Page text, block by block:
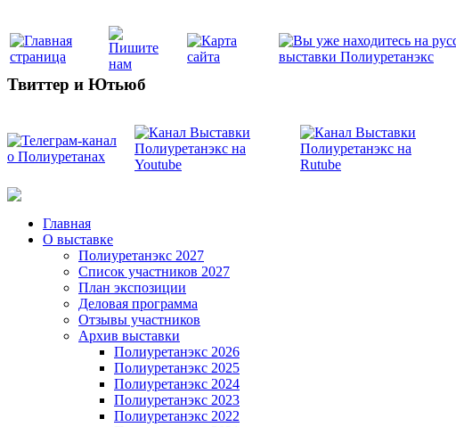
Твиттер и Ютьюб
Главная
О выставке
Полиуретанэкс 2027
Список участников 2027
План экспозиции
Деловая программа
Отзывы участников
Архив выставки
Полиуретанэкс 2026
Полиуретанэкс 2025
Полиуретанэкс 2024
Полиуретанэкс 2023
Полиуретанэкс 2022